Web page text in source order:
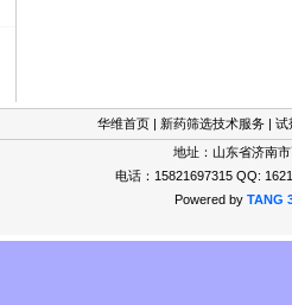
华维首页 | 新药筛选技术服务 | 试
地址：山东省济南
电话：15821697315 QQ:
Powered by TANG